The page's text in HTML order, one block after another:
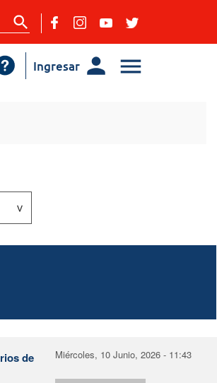
Ingresar
de
Miércoles, 10 Junio, 2026 - 11:43